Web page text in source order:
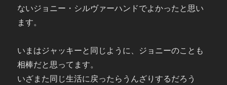
ないジョニー・シルヴァーハンドでよかったと思い
ます。
いまはジャッキーと同じように、ジョニーのことも
相棒だと思ってます。
いざまた同じ生活に戻ったらうんざりするだろう